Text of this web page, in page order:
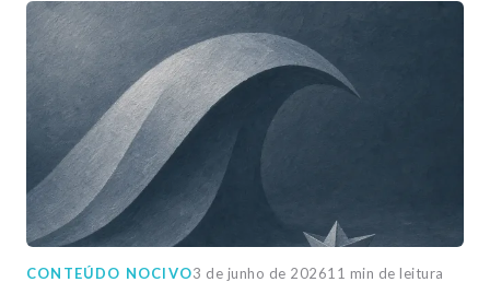
CONTEÚDO NOCIVO3 de junho de 202611 min de leitura